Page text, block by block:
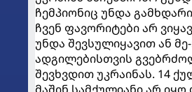
ჩემპიონიც უნდა
ჩვენ ფავორიტები არ
უნდა შევსულიყავით ან მე-
ადგილებისთვის
შევხვდით უკრაინას. 14
მაშინ სამქულიანი არ იყო